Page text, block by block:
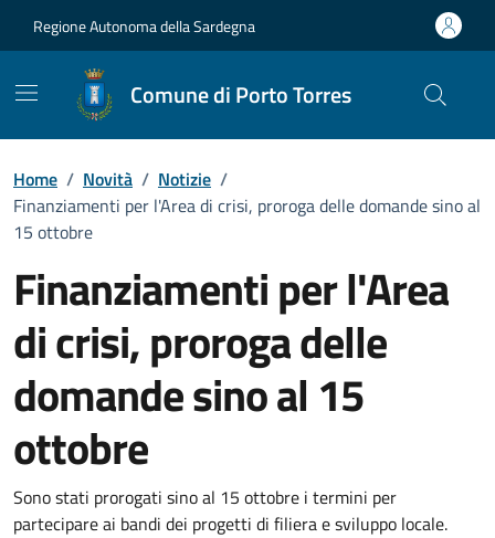
Regione Autonoma della Sardegna
Comune di Porto Torres
Home / Novità / Notizie /
Finanziamenti per l'Area di crisi, proroga delle domande sino al
15 ottobre
Finanziamenti per l'Area
di crisi, proroga delle
domande sino al 15
ottobre
Dettagli della notizia
Sono stati prorogati sino al 15 ottobre i termini per
partecipare ai bandi dei progetti di filiera e sviluppo locale.